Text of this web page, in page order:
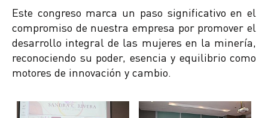
Este congreso marca un paso significativo en el
compromiso de nuestra empresa por promover el
desarrollo integral de las mujeres en la minería,
reconociendo su poder, esencia y equilibrio como
motores de innovación y cambio.